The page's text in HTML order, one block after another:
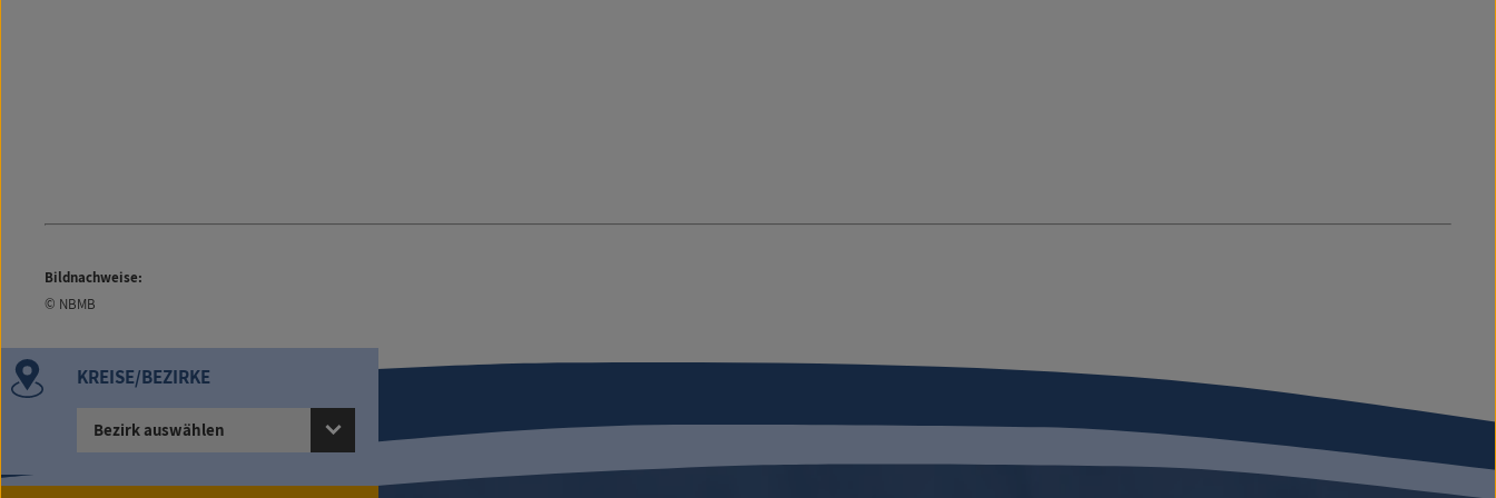
KREISE/BEZIRKE
Bezirk auswählen
Bildnachweise:
© NBMB